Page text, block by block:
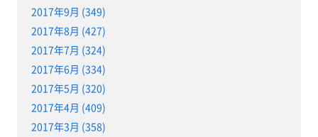
2017年9月 (349)
2017年8月 (427)
2017年7月 (324)
2017年6月 (334)
2017年5月 (320)
2017年4月 (409)
2017年3月 (358)